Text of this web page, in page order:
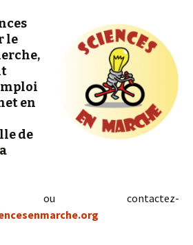
le
en
de
contactez-